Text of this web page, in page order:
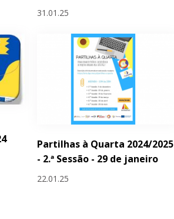
31.01.25
Partilhas à Quarta 2024/2025
- 2.ª Sessão - 29 de janeiro
22.01.25